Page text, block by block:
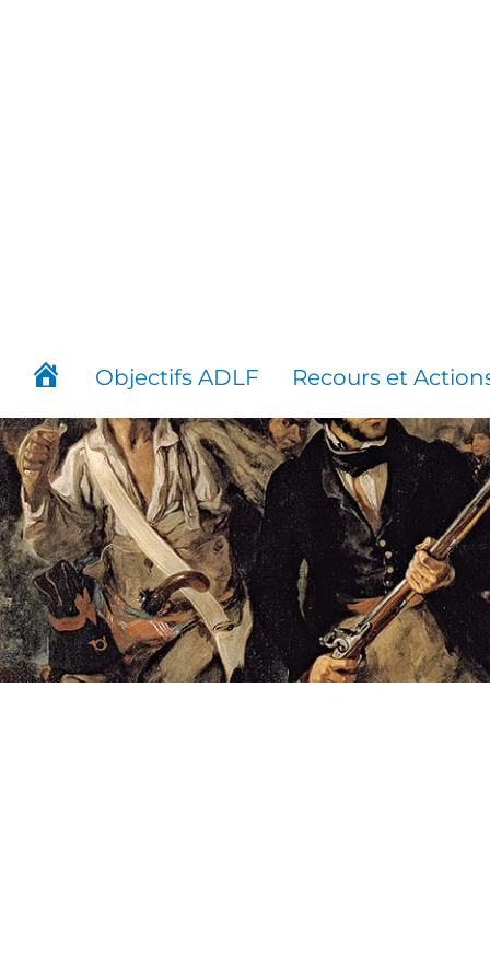
AccueilObjectifs ADLF Recours et